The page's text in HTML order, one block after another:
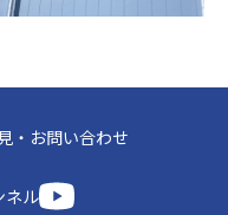
・お問い合わせ
ネル